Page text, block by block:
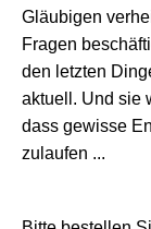
Gläubigen
Fragen
den letzten
aktuell. Und sie
dass gewisse
zulaufen ...